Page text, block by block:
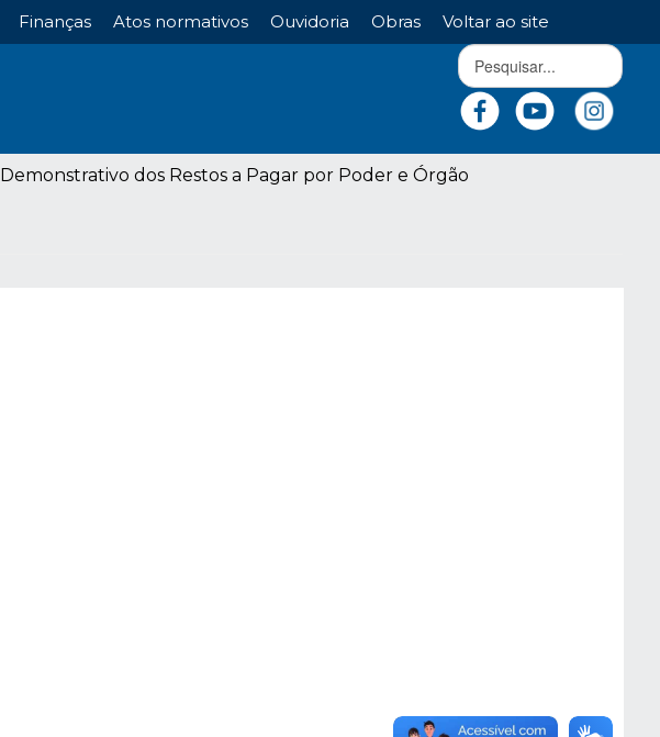
Finanças Atos normativos Ouvidoria Obras Voltar ao site
Demonstrativo dos Restos a Pagar por Poder e Órgão